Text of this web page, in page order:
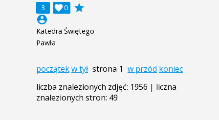
3 0

grade
account_circle
Katedra Świętego
Pawła
początekw tył strona 1 w przód koniec
liczba znalezionych zdjęć: 1956 | liczna
znalezionych stron: 49